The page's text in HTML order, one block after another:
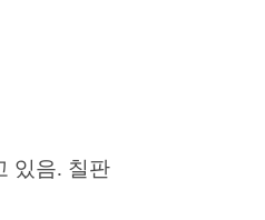
있음. 칠판